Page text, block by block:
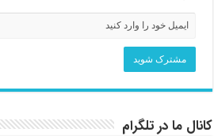
کانال ما در تلگرام